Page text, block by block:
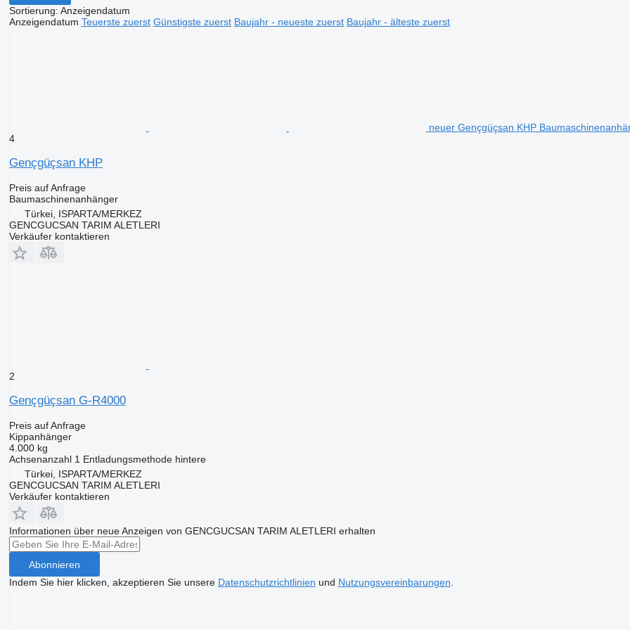
Sortierung: Anzeigendatum
Anzeigendatum Teuerste zuerst Günstigste zuerst Baujahr - neueste zuerst Baujahr - älteste zuerst
neuer Gençgüçsan KHP
4
Gençgüçsan KHP
Preis auf Anfrage
Baumaschinenanhänger
Türkei, ISPARTA/MERKEZ
GENCGUCSAN TARIM ALETLERI
Verkäufer kontaktieren
2
Gençgüçsan G-R4000
Preis auf Anfrage
Kippanhänger
4.000 kg
Achsenanzahl 1 Entladungsmethode hintere
Türkei, ISPARTA/MERKEZ
GENCGUCSAN TARIM ALETLERI
Verkäufer kontaktieren
Informationen über neue Anzeigen von GENCGUCSAN TARIM ALETLERI erhalten
Abonnieren
Indem Sie hier klicken, akzeptieren Sie unsere Datenschutzrichtlinien und Nutzungsvereinbarungen